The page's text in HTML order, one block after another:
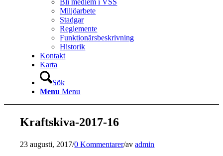
Bli medlem i VSS
Miljöarbete
Stadgar
Reglemente
Funktionärsbeskrivning
Historik
Kontakt
Karta
Sök
Menu Menu
Kraftskiva-2017-16
23 augusti, 2017/0 Kommentarer/avadmin